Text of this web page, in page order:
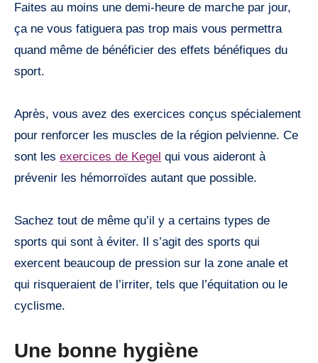
Faites au moins une demi-heure de marche par jour,
ça ne vous fatiguera pas trop mais vous permettra
quand même de bénéficier des effets bénéfiques du
sport.
Après, vous avez des exercices conçus spécialement
pour renforcer les muscles de la région pelvienne. Ce
sont les exercices de Kegel qui vous aideront à
prévenir les hémorroïdes autant que possible.
Sachez tout de même qu’il y a certains types de
sports qui sont à éviter. Il s’agit des sports qui
exercent beaucoup de pression sur la zone anale et
qui risqueraient de l’irriter, tels que l’équitation ou le
cyclisme.
Une bonne hygiène